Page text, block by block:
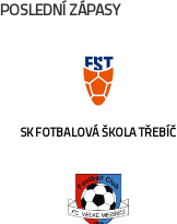
POSLEDNÍ ZÁPASY
SK FOTBALOVÁ ŠKOLA TŘEBÍČ